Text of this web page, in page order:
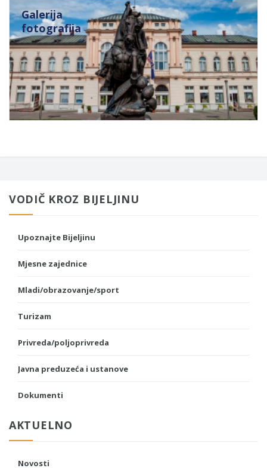
Galerija
fotografija
VODIČ KROZ BIJELJINU
Upoznajte Bijeljinu
Mjesne zajednice
Mladi/obrazovanje/sport
Turizam
Privreda/poljoprivreda
Javna preduzeća i ustanove
Dokumenti
AKTUELNO
Novosti